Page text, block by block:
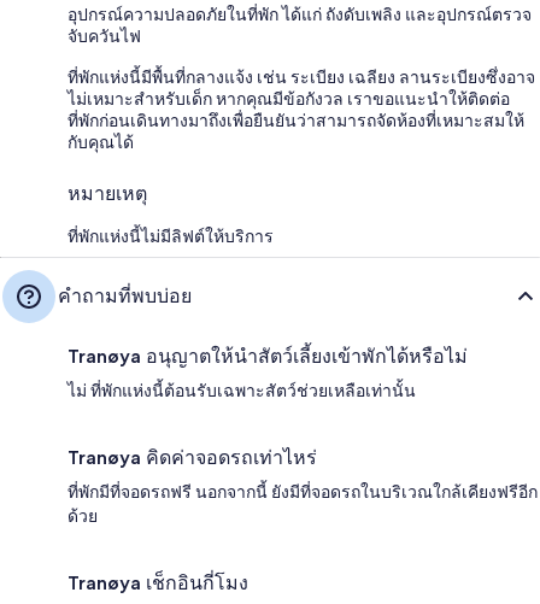
อุปกรณ์ความปลอดภัยในที่พัก ได้แก่ ถังดับเพลิง และอุปกรณ์ตรวจ
จับควันไฟ
ที่พักแห่งนี้มีพื้นที่กลางแจ้ง เช่น ระเบียง เฉลียง ลานระเบียงซึ่งอาจ
ไม่เหมาะสำหรับเด็ก หากคุณมีข้อกังวล เราขอแนะนำให้ติดต่อ
ที่พักก่อนเดินทางมาถึงเพื่อยืนยันว่าสามารถจัดห้องที่เหมาะสมให้
กับคุณได้
หมายเหตุ
ที่พักแห่งนี้ไม่มีลิฟต์ให้บริการ
คำถามที่พบบ่อย
Tranøya อนุญาตให้นำสัตว์เลี้ยงเข้าพักได้หรือไม่
ไม่ ที่พักแห่งนี้ต้อนรับเฉพาะสัตว์ช่วยเหลือเท่านั้น
Tranøya คิดค่าจอดรถเท่าไหร่
ที่พักมีที่จอดรถฟรี นอกจากนี้ ยังมีที่จอดรถในบริเวณใกล้เคียงฟรีอีก
ด้วย
Tranøya เช็กอินกี่โมง